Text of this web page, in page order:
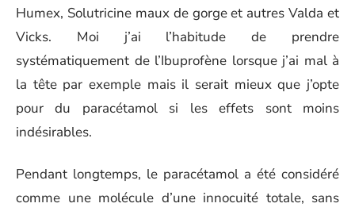
Humex, Solutricine maux de gorge et autres Valda et
Vicks. Moi j’ai l’habitude de prendre
systématiquement de l’Ibuprofène lorsque j’ai mal à
la tête par exemple mais il serait mieux que j’opte
pour du paracétamol si les effets sont moins
indésirables.
Pendant longtemps, le paracétamol a été considéré
comme une molécule d’une innocuité totale, sans